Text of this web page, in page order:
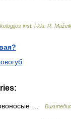
inst. l-kla R
…